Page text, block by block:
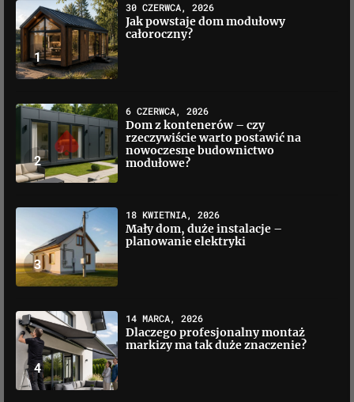
1
30 CZERWCA, 2026
Jak powstaje dom modułowy
całoroczny?
2
6 CZERWCA, 2026
Dom z kontenerów – czy
rzeczywiście warto postawić na
nowoczesne budownictwo
modułowe?
3
18 KWIETNIA, 2026
Mały dom, duże instalacje –
planowanie elektryki
4
14 MARCA, 2026
Dlaczego profesjonalny montaż
markizy ma tak duże znaczenie?